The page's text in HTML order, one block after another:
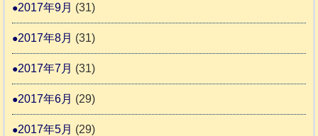
2017年9月 (31)
2017年8月 (31)
2017年7月 (31)
2017年6月 (29)
2017年5月 (29)